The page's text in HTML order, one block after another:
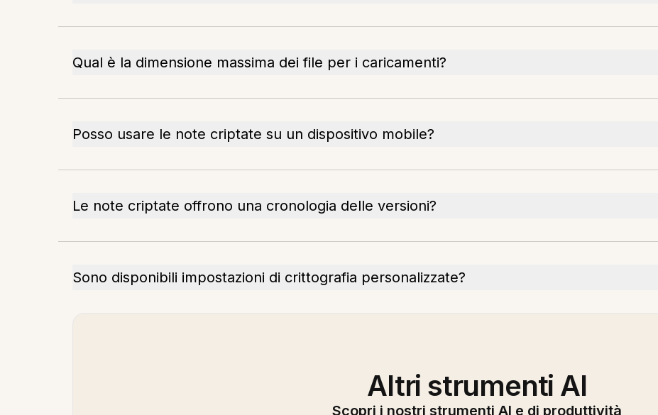
Qual è la dimensione massima dei file per i caricamenti?
Posso usare le note criptate su un dispositivo mobile?
Le note criptate offrono una cronologia delle versioni?
Sono disponibili impostazioni di crittografia personalizzate?
Altri strumenti AI
Scopri i nostri strumenti AI e di produttività